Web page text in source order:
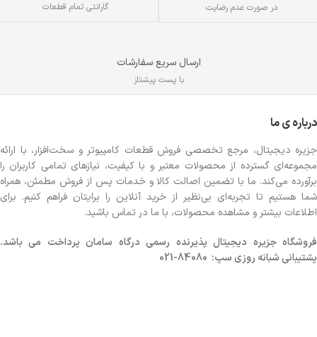
در صورت عدم رضایت گارانتی تمام قطعات
ارسال سریع سفارشات
با پست پیشتاز
درباره ی ما
جزیره دیجیتال، مرجع تخصصی فروش قطعات کامپیوتر و سخت‌افزار، با ارائه
مجموعه‌ای گسترده از محصولات معتبر و با کیفیت، نیازهای تمامی کاربران را
برآورده می‌کند. ما با تضمین اصالت کالا و خدمات پس از فروش مطمئن، همراه
شما هستیم تا تجربه‌ای بی‌نظیر از خرید آنلاین را برایتان فراهم کنیم. برای
اطلاعات بیشتر و مشاهده محصولات، با ما در تماس باشید.
فروشگاهجزیره دیجیتال پذیرنده رسمی درگاه سامان پرداخت می باشد.
پشتیبانی شبانه روزی سپ: 84080-021